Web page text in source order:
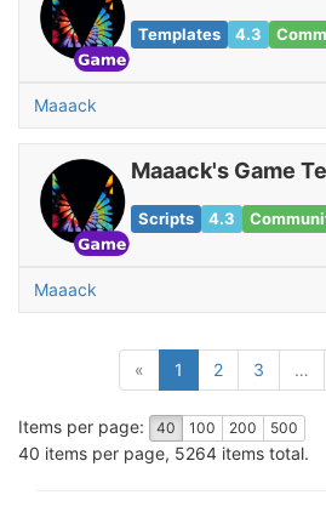
Templates 4.3
Maaack
Maaack's Game
Scripts 4.3
Maaack
« 1 2 3 …
Items per page: 40 100 200 500
40 items per page, 5264 items total.